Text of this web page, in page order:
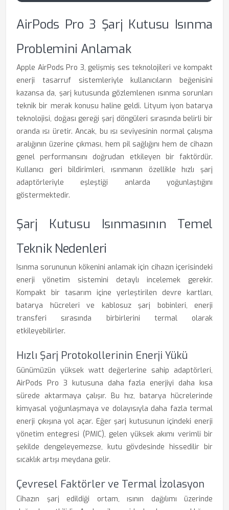
AirPods Pro 3 Şarj Kutusu Isınma
Problemini Anlamak
Apple AirPods Pro 3, gelişmiş ses teknolojileri ve kompakt
enerji tasarruf sistemleriyle kullanıcıların beğenisini
kazansa da, şarj kutusunda gözlemlenen ısınma sorunları
teknik bir merak konusu haline geldi. Lityum iyon batarya
teknolojisi, doğası gereği şarj döngüleri sırasında belirli bir
oranda ısı üretir. Ancak, bu ısı seviyesinin normal çalışma
aralığının üzerine çıkması, hem pil sağlığını hem de cihazın
genel performansını doğrudan etkileyen bir faktördür.
Kullanıcı geri bildirimleri, ısınmanın özellikle hızlı şarj
adaptörleriyle eşleştiği anlarda yoğunlaştığını
göstermektedir.
Şarj Kutusu Isınmasının Temel
Teknik Nedenleri
Isınma sorununun kökenini anlamak için cihazın içerisindeki
enerji yönetim sistemini detaylı incelemek gerekir.
Kompakt bir tasarım içine yerleştirilen devre kartları,
batarya hücreleri ve kablosuz şarj bobinleri, enerji
transferi sırasında birbirlerini termal olarak
etkileyebilirler.
Hızlı Şarj Protokollerinin Enerji Yükü
Günümüzün yüksek watt değerlerine sahip adaptörleri,
AirPods Pro 3 kutusuna daha fazla enerjiyi daha kısa
sürede aktarmaya çalışır. Bu hız, batarya hücrelerinde
kimyasal yoğunlaşmaya ve dolayısıyla daha fazla termal
enerji çıkışına yol açar. Eğer şarj kutusunun içindeki enerji
yönetim entegresi (PMIC), gelen yüksek akımı verimli bir
şekilde dengeleyemezse, kutu gövdesinde hissedilir bir
sıcaklık artışı meydana gelir.
Çevresel Faktörler ve Termal İzolasyon
Cihazın şarj edildiği ortam, ısının dağılımı üzerinde